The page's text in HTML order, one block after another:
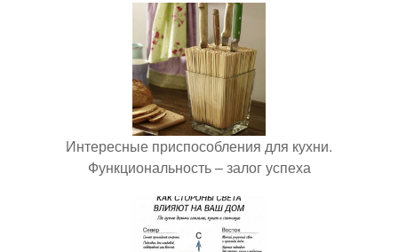
Интересные приспособления для кухни.
Функциональность – залог успеха